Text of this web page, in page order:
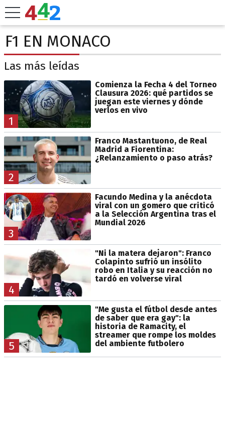
F1 EN MONACO
Las más leídas
1
Comienza la Fecha 4 del Torneo
Clausura 2026: qué partidos se
juegan este viernes y dónde
verlos en vivo
2
Franco Mastantuono, de Real
Madrid a Fiorentina:
¿Relanzamiento o paso atrás?
3
Facundo Medina y la anécdota
viral con un gomero que criticó
a la Selección Argentina tras el
Mundial 2026
4
"Ni la matera dejaron": Franco
Colapinto sufrió un insólito
robo en Italia y su reacción no
tardó en volverse viral
5
"Me gusta el fútbol desde antes
de saber que era gay": la
historia de Ramacity, el
streamer que rompe los moldes
del ambiente futbolero